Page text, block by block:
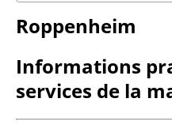
Roppenheim
Informations
services de la